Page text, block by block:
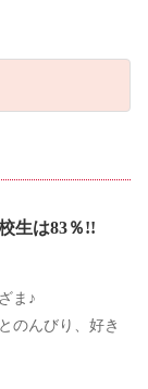
生は83％!!
ま♪
のんびり、好き